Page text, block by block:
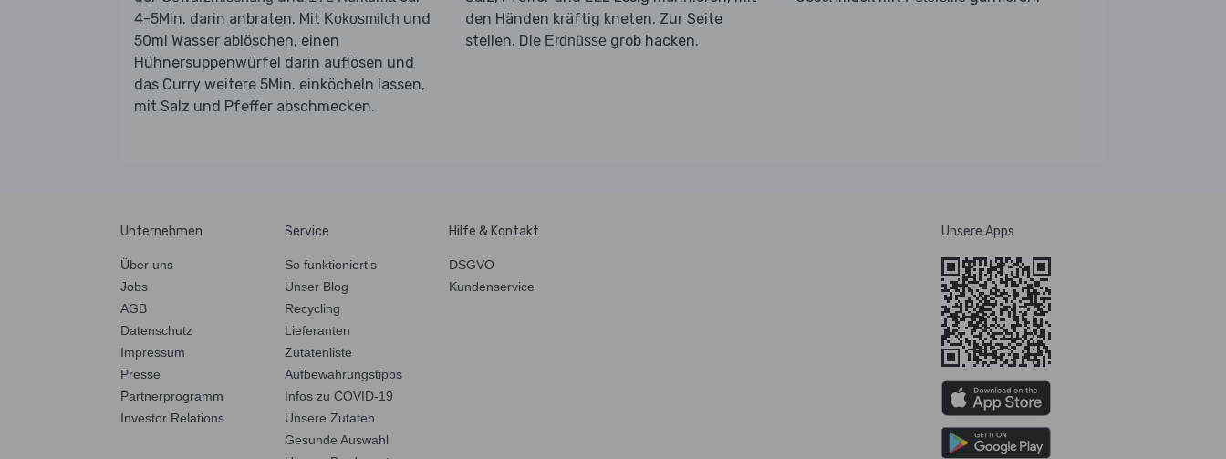
4-5Min. darin anbraten. Mit Kokosmilch und
50ml Wasser ablöschen, einen
Hühnersuppenwürfel darin auflösen und
das Curry weitere 5Min. einköcheln lassen,
mit Salz und Pfeffer abschmecken.
den Händen kräftig kneten. Zur Seite
stellen. DIe Erdnüsse grob hacken.
Unternehmen
Über uns
Jobs
AGB
Datenschutz
Impressum
Presse
Partnerprogramm
Investor Relations
Service
So funktioniert’s
Unser Blog
Recycling
Lieferanten
Zutatenliste
Aufbewahrungstipps
Infos zu COVID-19
Unsere Zutaten
Gesunde Auswahl
Hilfe & Kontakt
DSGVO
Kundenservice
Unsere Apps